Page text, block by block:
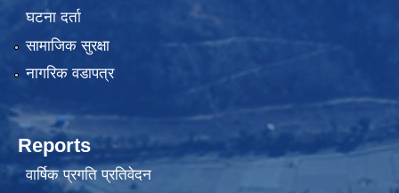
घटना दर्ता
सामाजिक सुरक्षा
नागरिक वडापत्र
Reports
वार्षिक प्रगति प्रतिवेदन